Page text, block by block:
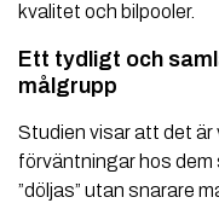
kvalitet och bilpooler.
Ett tydligt och
målgrupp
Studien visar att det
förväntningar hos dem
”döljas” utan snarare